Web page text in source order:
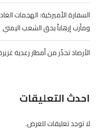
السفارة الأميركية: الهجمات
ومأرب إرهاباً بحق الشعب اليمني
الأرصاد تحذّر من أمطار رعدية
احدث التعليقات
لا توجد تعليقات للعرض.